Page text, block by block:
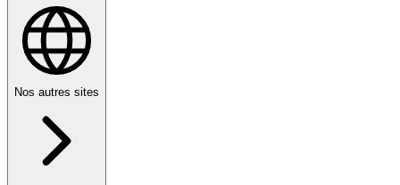
Nos autres sites